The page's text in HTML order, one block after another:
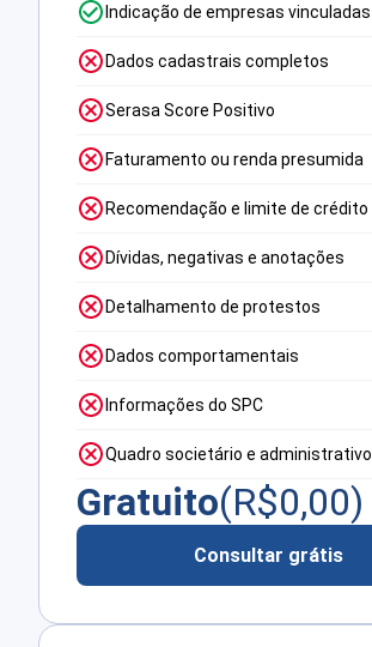
Indicação de empresas vinculadas
Dados cadastrais completos
Serasa Score Positivo
Faturamento ou renda presumida
Recomendação e limite de crédito
Dívidas, negativas e anotações
Detalhamento de protestos
Dados comportamentais
Informações do SPC
Quadro societário e administrativo
Gratuito(R$0,00)
Consultar grátis